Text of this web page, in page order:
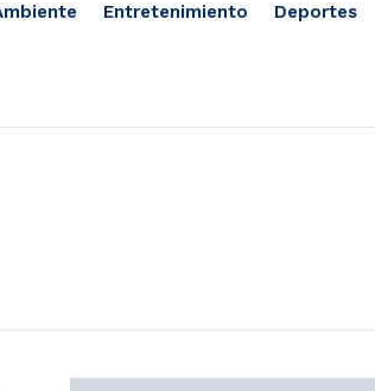
Entretenimiento Deportes